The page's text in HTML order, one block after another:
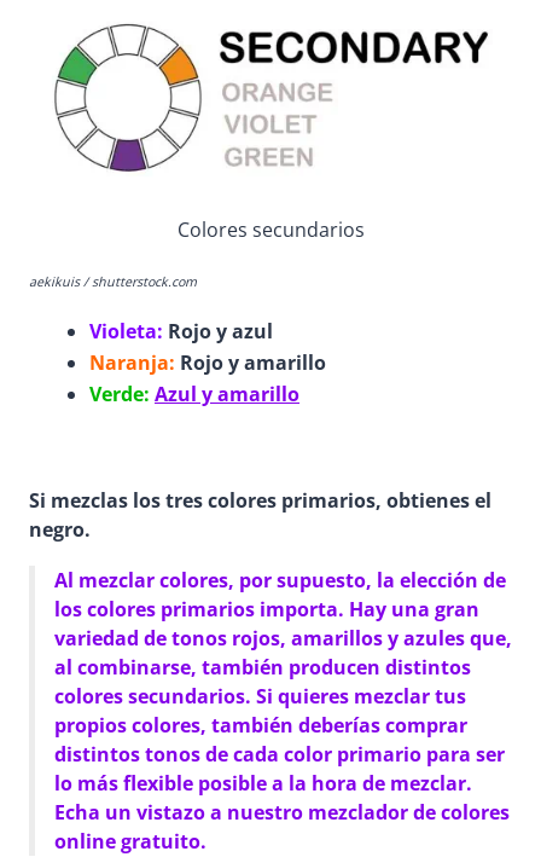
Colores secundarios
aekikuis / shutterstock.com
Violeta: Rojo y azul
Naranja: Rojo y amarillo
Verde: Azul y amarillo
Si mezclas los tres colores primarios, obtienes el
negro.
Al mezclar colores, por supuesto, la elección de
los colores primarios importa. Hay una gran
variedad de tonos rojos, amarillos y azules que,
al combinarse, también producen distintos
colores secundarios. Si quieres mezclar tus
propios colores, también deberías comprar
distintos tonos de cada color primario para ser
lo más flexible posible a la hora de mezclar.
Echa un vistazo a nuestro mezclador de colores
online gratuito.